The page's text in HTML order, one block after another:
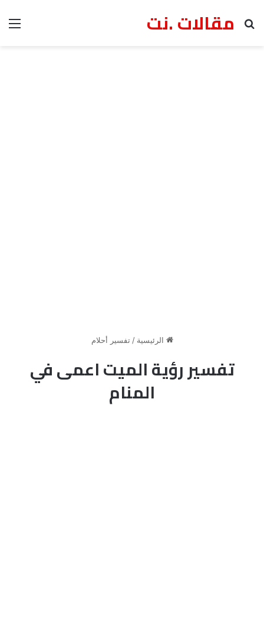
مقالات .نت
بحث عن
الرئيسية / تفسير أحلام
تفسير رؤية الميت اعمى في
المنام